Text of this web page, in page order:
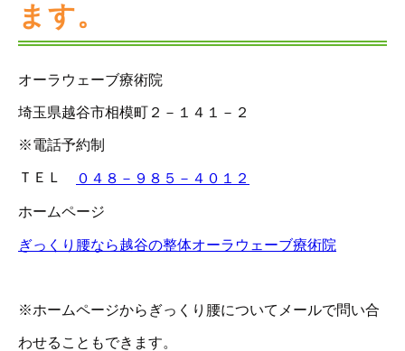
ます。
オーラウェーブ療術院
埼玉県越谷市相模町２－１４１－２
※電話予約制
ＴＥＬ ０４８－９８５－４０１２
ホームページ
ぎっくり腰なら越谷の整体オーラウェーブ療術院
※ホームページからぎっくり腰についてメールで問い合
わせることもできます。